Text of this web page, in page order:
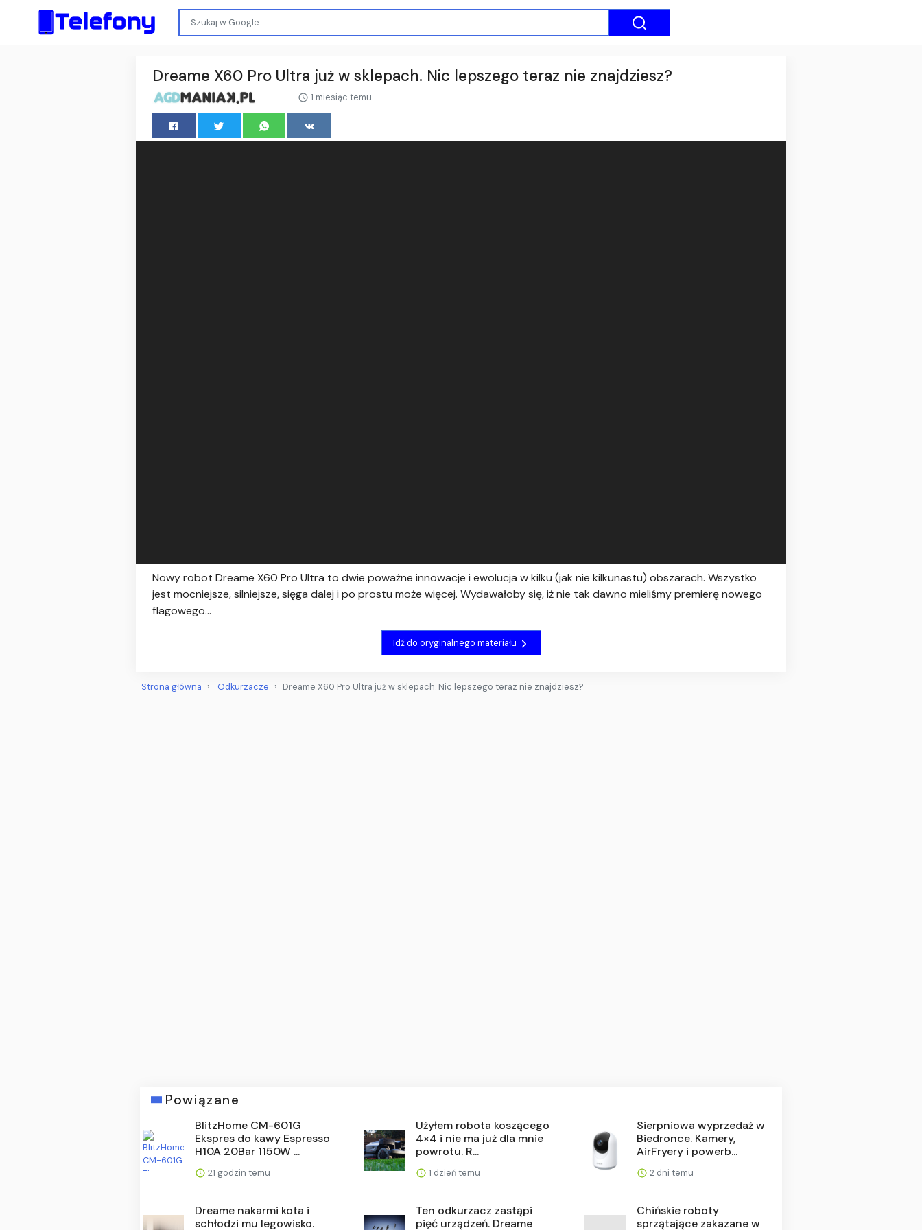
Dreame X60 Pro Ultra już w sklepach. Nic lepszego teraz nie znajdziesz?
1 miesiąc temu
Nowy robot Dreame X60 Pro Ultra to dwie poważne innowacje i ewolucja w kilku (jak nie kilkunastu) obszarach. Wszystko
jest mocniejsze, silniejsze, sięga dalej i po prostu może więcej. Wydawałoby się, iż nie tak dawno mieliśmy premierę nowego
flagowego...
Idź do oryginalnego materiału
Strona główna Odkurzacze Dreame X60 Pro Ultra już w sklepach. Nic lepszego teraz nie znajdziesz?
Powiązane
BlitzHome CM-601G
Ekspres do kawy Espresso
H10A 20Bar 1150W ...
21 godzin temu
Użyłem robota koszącego
4×4 i nie ma już dla mnie
powrotu. R...
1 dzień temu
Sierpniowa wyprzedaż w
Biedronce. Kamery,
AirFryery i powerb...
2 dni temu
Dreame nakarmi kota i
schłodzi mu legowisko.
Ten odkurzacz zastąpi
pięć urządzeń. Dreame
Chińskie roboty
sprzątające zakazane w